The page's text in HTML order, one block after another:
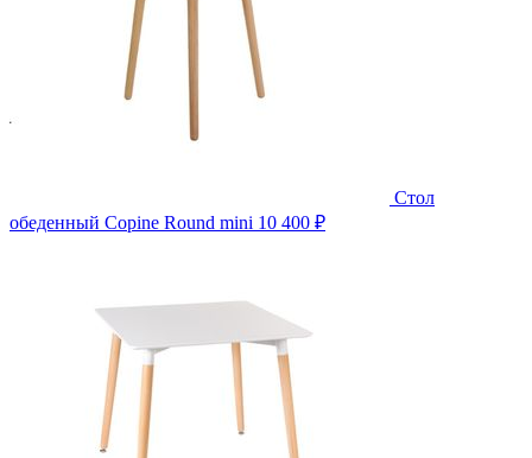
Стол
обеденный Copine Round mini 10 400 ₽